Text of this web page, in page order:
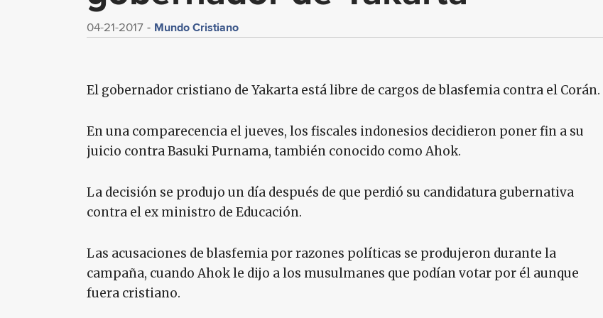
04-21-2017 Mundo Cristiano
El gobernador cristiano de Yakarta está libre de cargos de blasfemia contra el Corán.
En una comparecencia el jueves, los fiscales indonesios decidieron poner fin a su
juicio contra Basuki Purnama, también conocido como Ahok.
La decisión se produjo un día después de que perdió su candidatura gubernativa
contra el ex ministro de Educación.
Las acusaciones de blasfemia por razones políticas se produjeron durante la
campaña, cuando Ahok le dijo a los musulmanes que podían votar por él aunque
fuera cristiano.